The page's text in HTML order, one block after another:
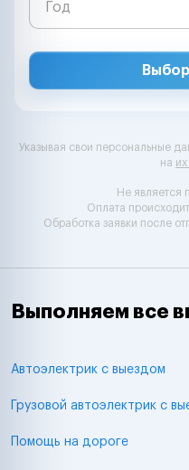
Указывая свои персональные
на
Не является
Оплата
Обработка заявки после
Выполняем все
Автоэлектрик с выездом
Грузовой автоэлектрик с
Помощь на дороге